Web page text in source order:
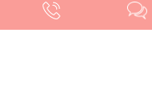
TP. Hồ Chí Minh
⇔ Hotline: 0846 642 888